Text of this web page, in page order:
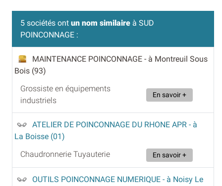
5 sociétés ont un nom similaire à SUD
POINCONNAGE :
MAINTENANCE POINCONNAGE - à Montreuil Sous
Bois (93)
Grossiste en équipements
industriels
En savoir +
ATELIER DE POINCONNAGE DU RHONE APR - à
La Boisse (01)
Chaudronnerie Tuyauterie
En savoir +
OUTILS POINCONNAGE NUMERIQUE - à Noisy Le